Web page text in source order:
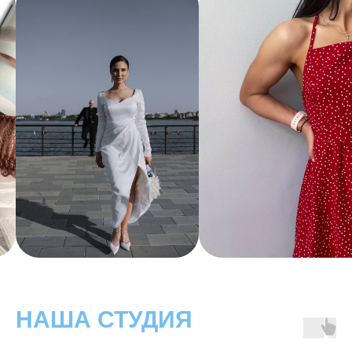
свободу облегания. Это особенно важно
при работе с рубашками и верхней
одеждой. Мы покажем, как её
правильно рассчитать.
Расход материалов
Для каждой модели указан
ориентировочный расход ткани, длина
спиц и крючков, а также возможные
альтернативы. Это экономит ваши
ресурсы и время.
Какие ткани выбрать?
Для варежек, шапки и жилета — шерсть
или вязаное полотно. В видеоуроках мы
НАША СТУДИЯ